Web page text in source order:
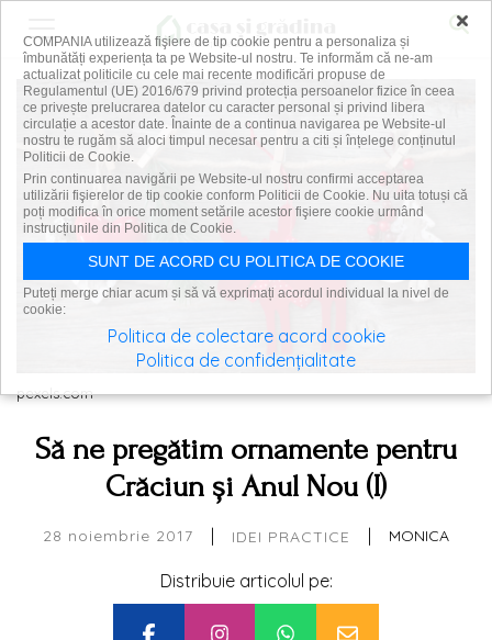
pexels.com
Să ne pregătim ornamente pentru
Crăciun și Anul Nou (I)
28 noiembrie 2017 | IDEI PRACTICE | MONICA
Distribuie articolul pe:
×
COMPANIA utilizează fişiere de tip cookie pentru a personaliza și
îmbunătăți experiența ta pe Website-ul nostru. Te informăm că ne-am
actualizat politicile cu cele mai recente modificări propuse de
Regulamentul (UE) 2016/679 privind protecția persoanelor fizice în ceea
ce privește prelucrarea datelor cu caracter personal și privind libera
circulație a acestor date. Înainte de a continua navigarea pe Website-ul
nostru te rugăm să aloci timpul necesar pentru a citi și înțelege conținutul
Politicii de Cookie.
Prin continuarea navigării pe Website-ul nostru confirmi acceptarea
utilizării fişierelor de tip cookie conform Politicii de Cookie. Nu uita totuși că
poți modifica în orice moment setările acestor fişiere cookie urmând
instrucțiunile din Politica de Cookie.
SUNT DE ACORD CU POLITICA DE COOKIE
Puteți merge chiar acum și să vă exprimați acordul individual la nivel de
cookie:
Politica de colectare acord cookie
Politica de confidențialitate